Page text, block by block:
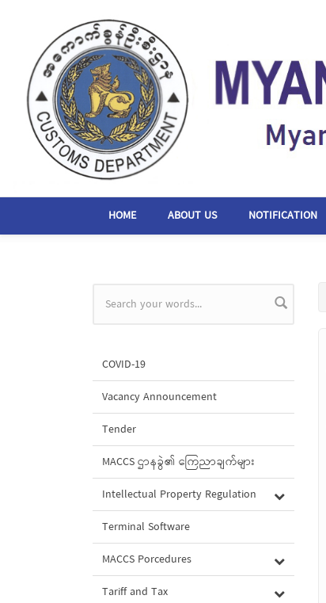
HOME ABOUT US NOTIFICATION
Search form
COVID-19
Vacancy Announcement
Tender
MACCS ဌာနခွဲ၏ ကြေညာချက်များ
Intellectual Property Regulation
Terminal Software
MACCS Porcedures
Tariff and Tax